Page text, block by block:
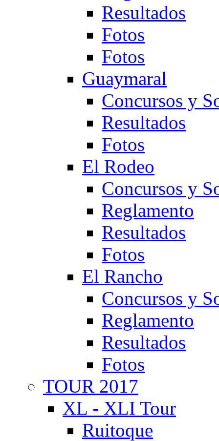
Resultados
Fotos
Fotos
Guaymaral
Concursos y
Resultados
Fotos
El Rodeo
Concursos y
Reglamento
Resultados
Fotos
El Rancho
Concursos y
Reglamento
Resultados
Fotos
TOUR 2017
XL - XLI Tour
Ruitoque